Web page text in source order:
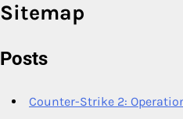
Sitemap
Posts
Counter-Strike 2: